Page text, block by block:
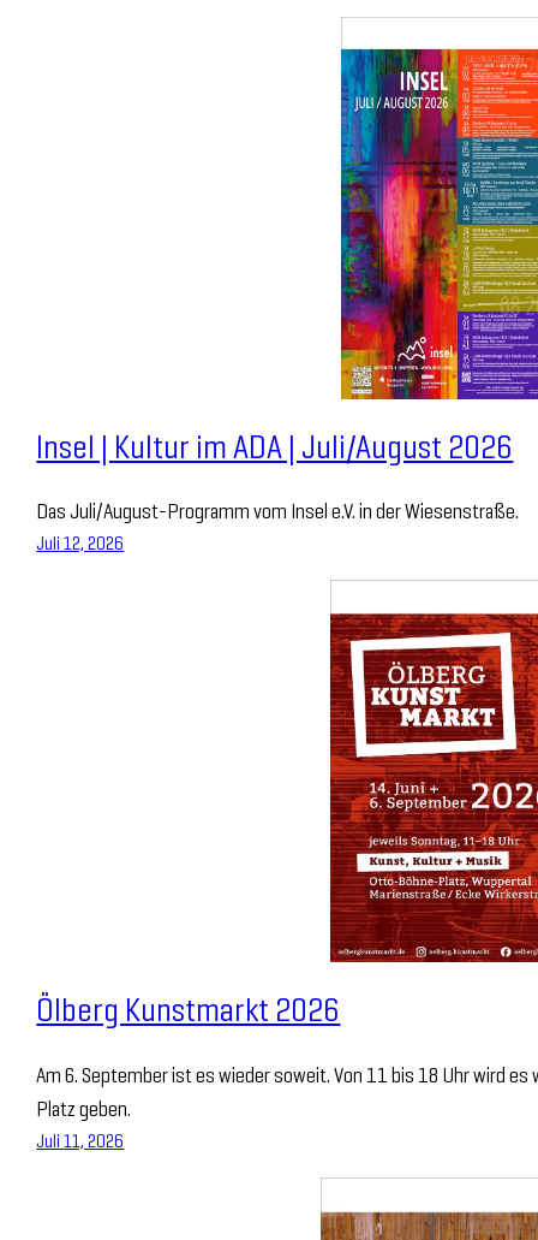
Insel | Kultur im ADA | Juli/August 2026
Das Juli/August-Programm vom Insel e.V. in der Wiesenstraße.
Juli 12, 2026
Ölberg Kunstmarkt 2026
Am 6. September ist es wieder soweit. Von 11 bis 18 Uhr wird
Platz geben.
Juli 11, 2026